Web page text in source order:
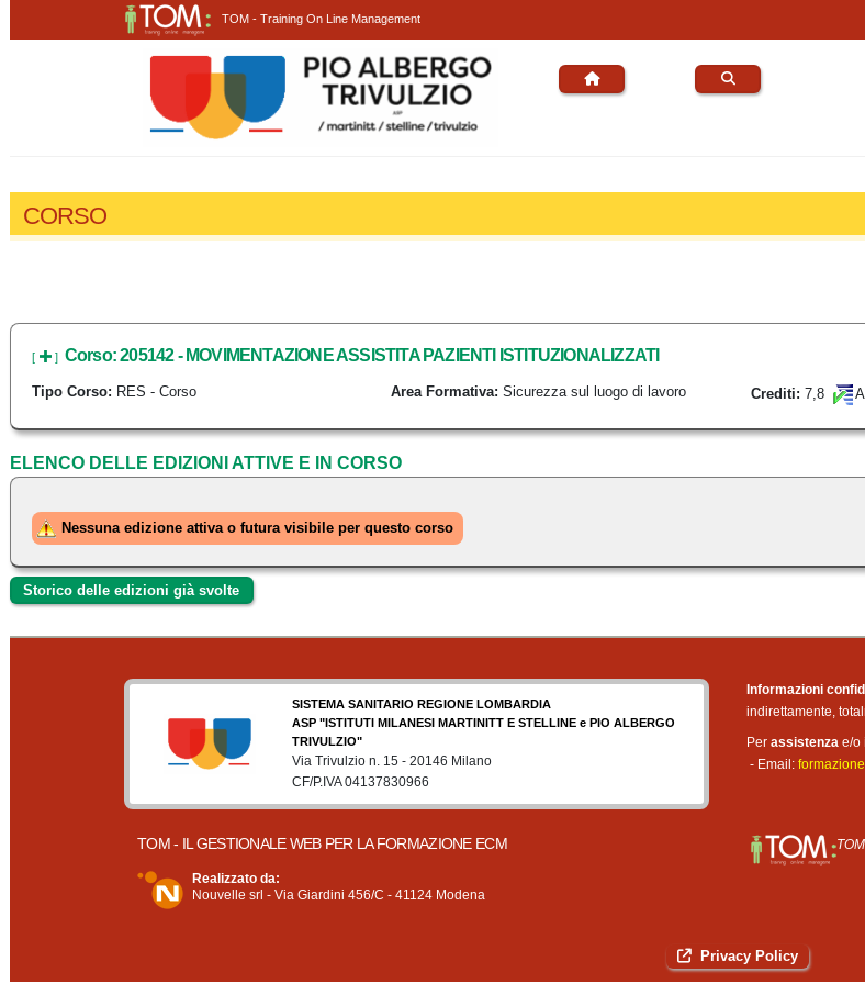
TOM - Training On Line Management
CORSO
[ ] Corso: 205142 - MOVIMENTAZIONE ASSISTITA PAZIENTI ISTITUZIONALIZZATI
Tipo Corso: RES - Corso Area Formativa: Sicurezza sul luogo di lavoro Crediti: 7,8
ELENCO DELLE EDIZIONI ATTIVE E IN CORSO
Nessuna edizione attiva o futura visibile per questo corso
Storico delle edizioni già svolte
SISTEMA SANITARIO REGIONE LOMBARDIA
ASP "ISTITUTI MILANESI MARTINITT E STELLINE e PIO ALBERGO
TRIVULZIO"
Via Trivulzio n. 15 - 20146 Milano
CF/P.IVA 04137830966
Informazioni
indirettamente,
Perassistenza e/o
- Email:
TOM - IL GESTIONALE WEB PER LA FORMAZIONE ECM
Realizzato da:
Nouvelle srl - Via Giardini 456/C - 41124 Modena
Privacy Policy